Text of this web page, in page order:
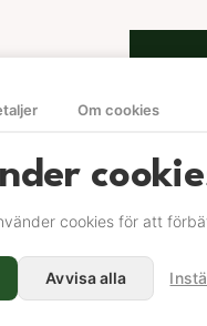
Om cookies
cookies för att
Avvisa alla
AB.